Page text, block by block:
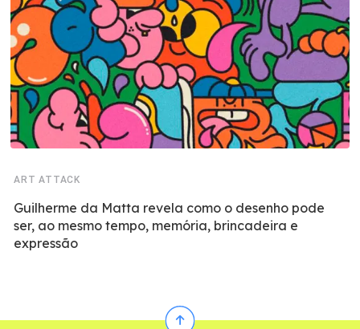
ART ATTACK
Guilherme da Matta revela como o desenho pode
ser, ao mesmo tempo, memória, brincadeira e
expressão